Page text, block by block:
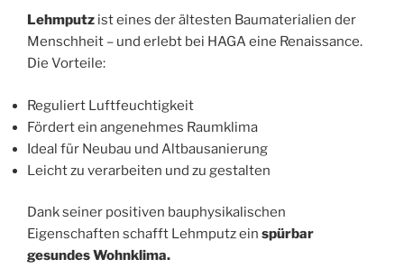
Lehmputz ist eines der ältesten Baumaterialien der
Menschheit – und erlebt bei HAGA eine Renaissance.
Die Vorteile:
Reguliert Luftfeuchtigkeit
Fördert ein angenehmes Raumklima
Ideal für Neubau und Altbausanierung
Leicht zu verarbeiten und zu gestalten
Dank seiner positiven bauphysikalischen
Eigenschaften schafft Lehmputz ein spürbar
gesundes Wohnklima.